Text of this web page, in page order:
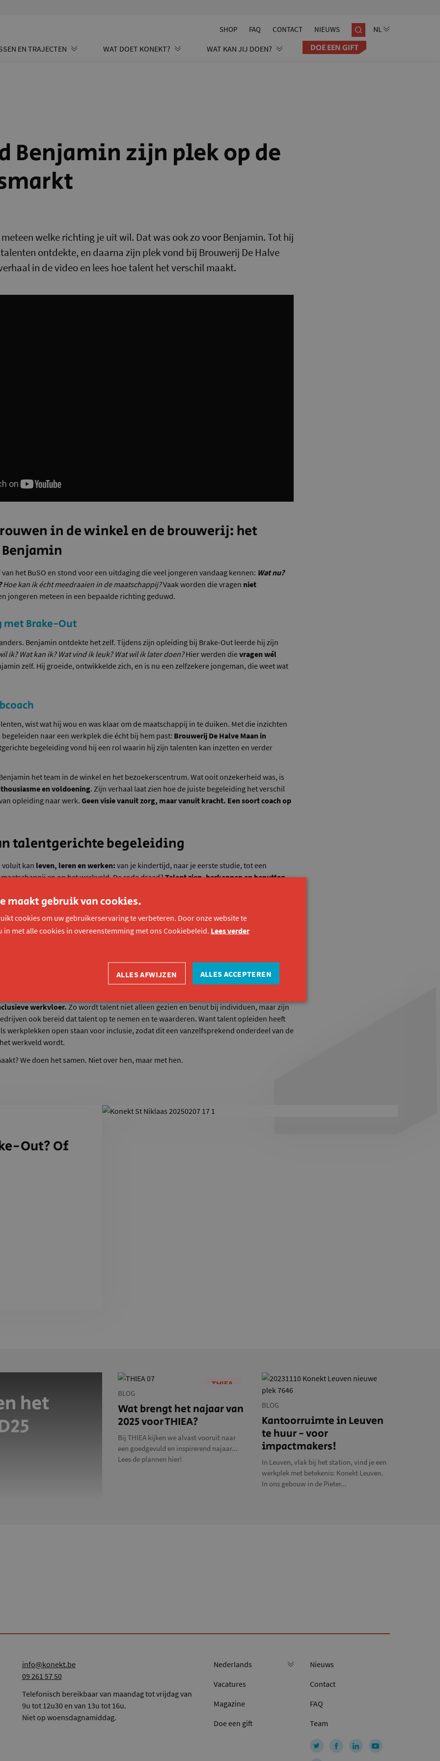
SHOP FAQ CONTACT NIEUWS
EN TRAJECTEN WAT DOET KONEKT? WAT KAN JIJ DOEN? DOE EEN GIFT
Benjamin zijn plek op de
welke richting je uit wil. Dat was ook zo voor Benjamin. Tot hij
ontdekte, en daarna zijn plek vond bij Brouwerij De Halve
in de video en lees hoe talent het verschil maakt.
in de winkel en de brouwerij: het
het BuSO en stond voor een uitdaging die veel jongeren vandaag kennen: Wat nu?
Hoe kan ik écht meedraaien in de maatschappij?Vaak worden die vragen niet
jongeren meteen in een bepaalde richting geduwd.
met Brake-Out
Benjamin ontdekte het zelf. Tijdens zijn opleiding bij Brake-Out leerde hij zijn
ik? Wat kan ik? Wat vind ik leuk? Wat wil ik later doen?Hier werden dievragen wél
zelf. Hij groeide, ontwikkelde zich, en is nu een zelfzekere jongeman, die weet wat
wist wat hij wou en was klaar om de maatschappij in te duiken. Met die inzichten
begeleiden naar een werkplek die écht bij hem past: Brouwerij De Halve Maan in
begeleiding vond hij een rol waarin hij zijn talenten kan inzetten en verder
het team in de winkel en het bezoekerscentrum. Wat ooit onzekerheid was, is
en voldoening. Zijn verhaal laat zien hoe de juiste begeleiding het verschil
opleiding naar werk.Geen visie vanuit zorg, maar vanuit kracht. Een soort coach op
talentgerichte begeleiding
voluit kan leven, leren en werken:van je kindertijd, naar je eerste studie, tot een
en op het werkveld. De rode draad?Talent zien, herkennen en benutten.
op het volledige traject: van jong tot volwassen. We ondersteunen jongeren door
en trajecten, zodat de stap van school naar werk of een andere rol haalbaar en
van alle leeftijden
werkvloer.Zo wordt talent niet alleen gezien en benut bij individuen, maar zijn
ook bereid dat talent op te nemen en te waarderen. Want talent opleiden heeft
werkplekken open staan voor inclusie, zodat dit een vanzelfsprekend onderdeel van de
werkveld wordt.
We doen het samen. Niet over hen, maar met hen.
Out? Of
het
THIEA
BLOG
Wat brengt het najaar van
2025 voor THIEA?
Bij THIEA kijken we alvast vooruit naar
een goedgevuld en inspirerend najaar...
Lees de plannen hier!
BLOG
Kantoorruimte in Leuven
te huur - voor
impactmakers!
In Leuven, vlak bij het station, vind je een
werkplek met betekenis: Konekt Leuven.
In ons gebouw in de Pieter...
info@konekt.be
09 261 57 50
Telefonisch bereikbaar van maandag tot vrijdag van
9u tot 12u30 en van 13u tot 16u.
Niet op woensdagnamiddag.
Vacatures
Magazine
Doe een gift
Nieuws
Contact
FAQ
Team
maakt gebruik van cookies.
cookies om uw gebruikerservaring te verbeteren. Door onze website te
in met alle cookies in overeenstemming met ons Cookiebeleid. Lees verder
ALLES ACCEPTEREN
ALLES AFWIJZEN